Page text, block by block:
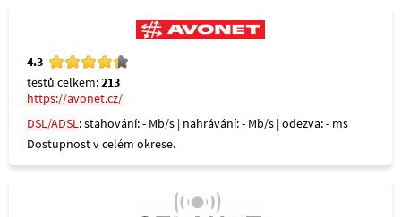
4.3
testů celkem:213
https://avonet.cz/
DSL/ADSL: stahování: - Mb/s | nahrávání: - Mb/s | odezva: - ms
Dostupnost v celém okrese.